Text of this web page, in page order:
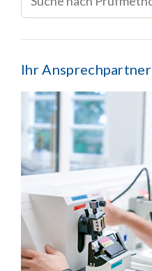
Ihr Ansprechpartner